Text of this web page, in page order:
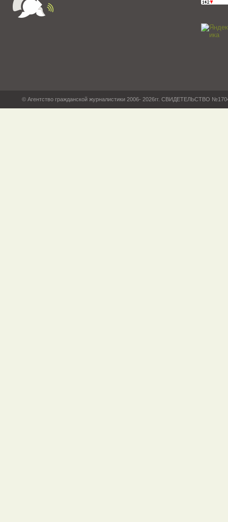
© Агентство гражданской журналистики 2006- 2026гг. СВИДЕТЕЛЬСТВО